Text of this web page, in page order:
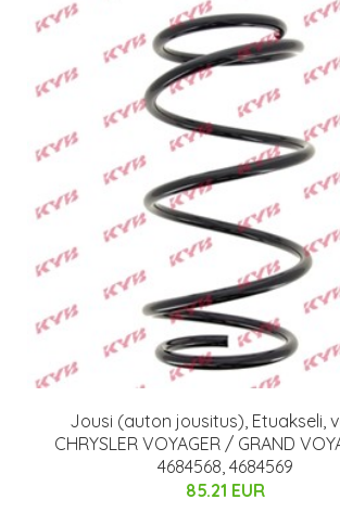
Jousi (auton jousitus), Etuakseli,
CHRYSLER VOYAGER / GRAND
4684568, 4684569
85.21 EUR